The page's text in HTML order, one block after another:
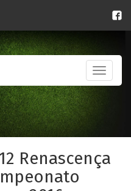
Toggle
Renascença